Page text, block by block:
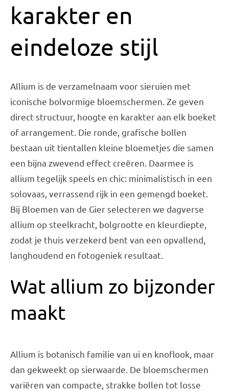
Onze bloemenwinkel
karakter en
eindeloze stijl
Allium is de verzamelnaam voor sieruien met
iconische bolvormige bloemschermen. Ze geven
direct structuur, hoogte en karakter aan elk boeket
of arrangement. Die ronde, grafische bollen
bestaan uit tientallen kleine bloemetjes die samen
een bijna zwevend effect creëren. Daarmee is
allium tegelijk speels en chic: minimalistisch in een
solovaas, verrassend rijk in een gemengd boeket.
Bij Bloemen van de Gier selecteren we dagverse
allium op steelkracht, bolgrootte en kleurdiepte,
zodat je thuis verzekerd bent van een opvallend,
langhoudend en fotogeniek resultaat.
Wat allium zo bijzonder
maakt
Allium is botanisch familie van ui en knoflook, maar
dan gekweekt op sierwaarde. De bloemschermen
variëren van compacte, strakke bollen tot losse